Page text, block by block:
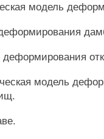
модель
модель